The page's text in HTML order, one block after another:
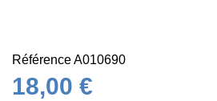
RéférenceA010690
18,00 €